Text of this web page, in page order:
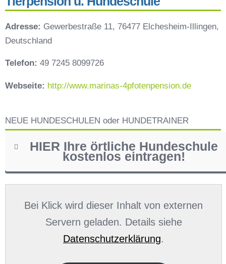
Adresse: Gewerbestraße 11, 76477 Elchesheim-Illingen,
Deutschland
Telefon: 49 7245 8099726
Webseite: http://www.marinas-4pfotenpension.de
NEUE HUNDESCHULEN oder HUNDETRAINER
HIER Ihre örtliche Hundeschule
kostenlos eintragen!
Bei Klick wird dieser Inhalt von externen
Servern geladen. Details siehe
Datenschutzerklärung.